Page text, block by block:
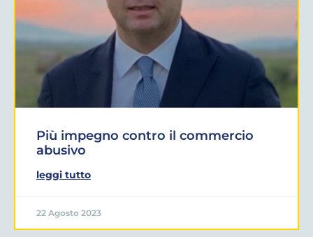
Più impegno contro il commercio
abusivo
leggi tutto
22 Agosto 2023